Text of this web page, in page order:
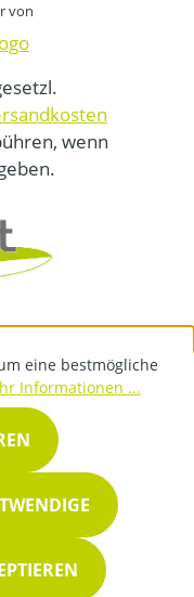
von
wenn
eine bestmögliche
Informationen ...